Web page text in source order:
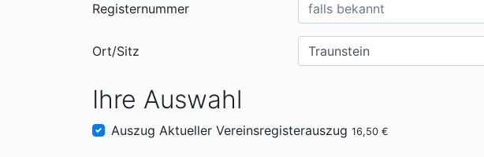
Registernummer
Ort/Sitz
Ihre Auswahl
Auszug Aktueller Vereinsregisterauszug 16,50 €